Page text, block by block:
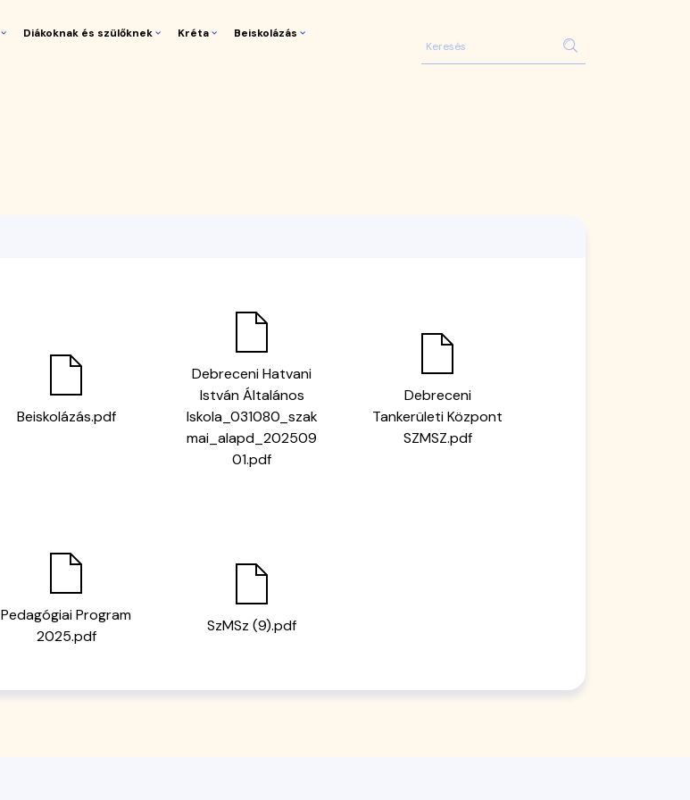
Diákoknak és szülőknek Kréta
Beiskolázás
Beiskolázás.pdf
Debreceni Hatvani
István Általános
Iskola_031080_szak
mai_alapd_202509
01.pdf
Debreceni
Tankerületi Központ
SZMSZ.pdf
Pedagógiai Program
2025.pdf
SzMSz (9).pdf